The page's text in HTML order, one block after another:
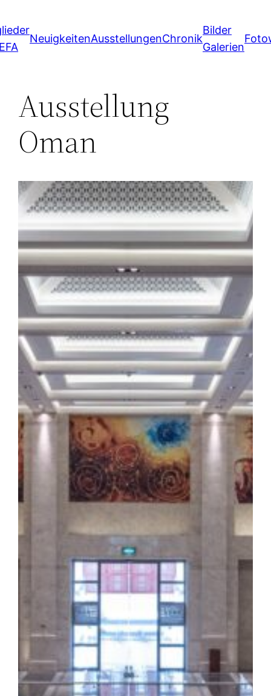
Inhalt
springen
NeuigkeitenAusstellungenChronik
Bilder
Galerien
Ausstellung
Oman